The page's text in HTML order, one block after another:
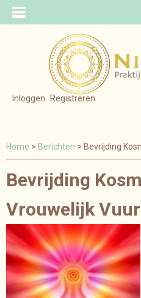
Inloggen Registreren
Home > Berichten > Bevrijding
Bevrijding
Vrouwelijk Vuur